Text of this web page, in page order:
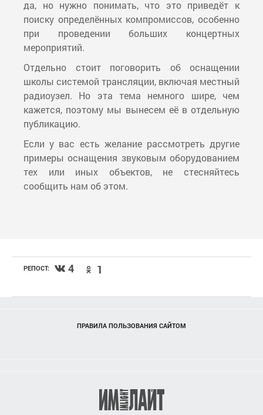
да, но нужно понимать, что это приведёт к
поиску определённых компромиссов, особенно
при проведении больших концертных
мероприятий.
Отдельно стоит поговорить об оснащении
школы системой трансляции, включая местный
радиоузел. Но эта тема немного шире, чем
кажется, поэтому мы вынесем её в отдельную
публикацию.
Если у вас есть желание рассмотреть другие
примеры оснащения звуковым оборудованием
тех или иных объектов, не стесняйтесь
сообщить нам об этом.
РЕПОСТ: 4 1
ПРАВИЛА ПОЛЬЗОВАНИЯ САЙТОМ